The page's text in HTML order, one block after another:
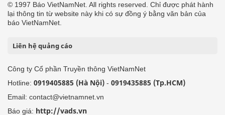
© 1997 Báo VietNamNet. All rights reserved. Chỉ được phát hành
lại thông tin từ website này khi có sự đồng ý bằng văn bản của
báo VietNamNet.
Liên hệ quảng cáo
Công ty Cổ phần Truyền thông VietNamNet
Hotline: 0919405885 (Hà Nội) - 0919435885 (Tp.HCM)
Email: contact@vietnamnet.vn
Báo giá: http://vads.vn